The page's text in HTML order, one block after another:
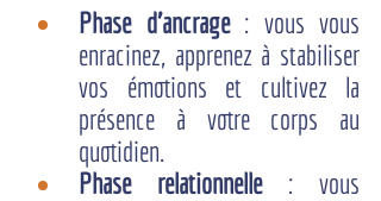
Phase d'ancrage : vous vous
enracinez, apprenez à stabiliser
vos émotions et cultivez la
présence à votre corps au
quotidien.
Phase relationnelle : vous